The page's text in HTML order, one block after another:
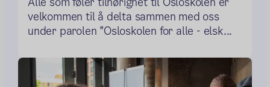
velkommen til å delta sammen med oss
under parolen "Osloskolen for alle - elsk...